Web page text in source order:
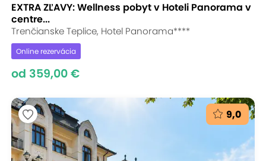
EXTRA ZĽAVY: Wellness pobyt v Hoteli Panorama v
centre...
Trenčianske Teplice, Hotel Panorama****
Online rezervácia
od 359,00 €
9,0